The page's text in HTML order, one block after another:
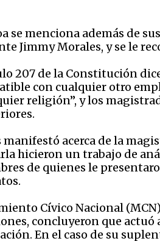
se menciona además de
Jimmy Morales, y se le
207 de la Constitución
con cualquier otro
religión”, y los
acerca de la
hicieron un trabajo de
de quienes le
Cívico Nacional
concluyeron que actuó
En el caso de su